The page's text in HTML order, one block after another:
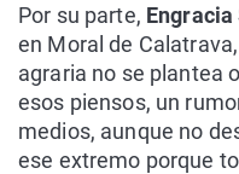
Por su parte, Engracia
en Moral de
agraria no se plantea
esos piensos, un
medios, aunque no
ese extremo porque